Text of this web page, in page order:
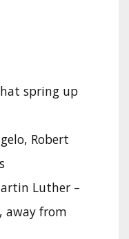
spring up
Robert
Luther –
away from